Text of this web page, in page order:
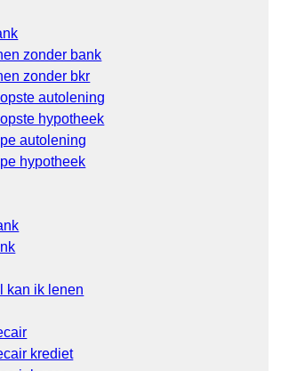
zonder bank
zonder bkr
autolening
hypotheek
autolening
hypotheek
kan ik lenen
krediet